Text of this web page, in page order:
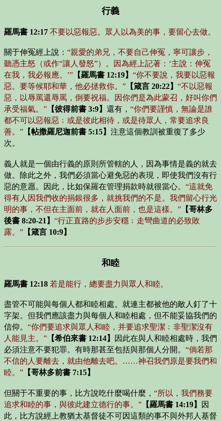
行義
羅馬書 12:17 不要以惡報惡。眾人以為美的事，要留心去做。
關于伸冤經上說： “親愛的弟兄，不要自己伸冤，寧可讓步，
聽憑主怒（或作“讓人發怒”）。因為經上記著：‘主說：伸冤
在我，我必報應。’” 【羅馬書 12:19】 “你不要說，我要以惡報
惡。要等候耶和華，他必拯救你。” 【箴言 20:22】 “不以惡報
惡，以辱罵還辱罵，倒要祝福。因你們是為此蒙召，好叫你們
承受福氣。” 【彼得前書 3:9】 還有， “你們要謹慎，無論是誰
都不可以惡報惡﹔或是彼此相待，或是待眾人，常要追求良
善。” 【帖撒羅尼迦前書 5:15】 注意這個教訓被重復了多少
次。
義人就是一個由行義的原則所管轄的人，因為事情是義的就去
做。除此之外，我們必須當心避免惡的表現，即使我們沒有行
惡的意愿。因此，比如保羅在管理捐款時就很當心。 “這就免
得有人因我們收的捐銀很多，就挑我們的不是。我們留心行光
明的事，不但在主面前，就在人面前，也是這樣。” 【哥林多
後書 8:20-21】 “行正直路的步步安穩﹔走彎曲道的必致敗
露。” 【箴言 10:9】
和睦
羅馬書 12:18 若是能行，總要盡力與眾人和睦。
盡管不可能與每個人都和睦相處。就連主都被他的敵人釘了十
字架。但我們應該盡力與每個人和睦相處，但不能妥協我們的
信仰。 “你們要追求與眾人和睦，并要追求聖潔﹔非聖潔沒有
人能見主。” 【希伯來書 12:14】
因此在與人和睦相處時，我們
必須注意不要犯罪。有時那甚至包括與那個人分開。 “倘若那
不信的人要離去，就由他離去吧。……神召我們原是要我們和
睦。” 【哥林多前書 7:15】
但關于不重要的事，比方說吃什麼喝什麼， “所以，我們務要
追求和睦的事，與彼此建立德行的事。” 【羅馬書 14:19】
因
此，比方說經上教猶太基督徒不可因這類的事不與外邦人基督